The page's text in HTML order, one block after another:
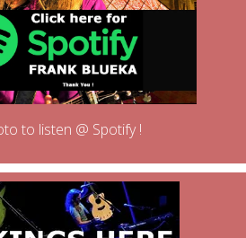
to listen @ Spotify !